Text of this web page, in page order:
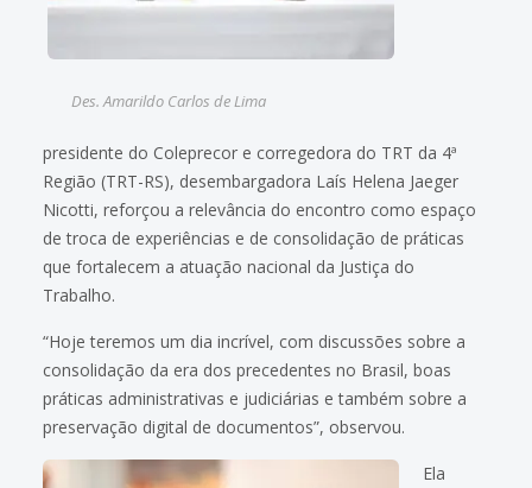
Des. Amarildo Carlos de Lima
presidente do Coleprecor e corregedora do TRT da 4ª
Região (TRT-RS), desembargadora Laís Helena Jaeger
Nicotti, reforçou a relevância do encontro como espaço
de troca de experiências e de consolidação de práticas
que fortalecem a atuação nacional da Justiça do
Trabalho.
“Hoje teremos um dia incrível, com discussões sobre a
consolidação da era dos precedentes no Brasil, boas
práticas administrativas e judiciárias e também sobre a
preservação digital de documentos”, observou.
Ela